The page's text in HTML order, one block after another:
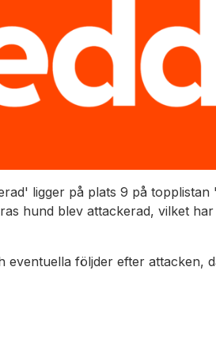
ligger på plats 9 på topplistan
hund blev attackerad, vilket
följder efter attacken,